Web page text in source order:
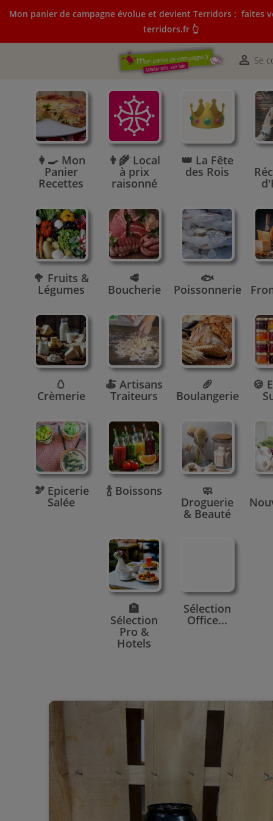
Mon panier de campagne évolue et devient Terridors : faites
terridors.fr 👆
 Se
Mon panier de campagne évolue et devient Terridors:
courses sur terridors.fr 👆
👩‍🍳 Mon
Panier
Recettes
👨‍🌾 Local
à prix
raisonné
👑 La Fête
des Rois
🥦 Fruits &
Légumes
🥩
Boucherie
🐟
Poissonnerie
🥚
Crèmerie
🍝 Artisans
Traiteurs
🥖
Boulangerie
🍪
🫘 Epicerie
Salée
🍾 Boissons 🧼
Droguerie
& Beauté
🏨
Sélection
Pro &
Hotels
Sélection
Office...